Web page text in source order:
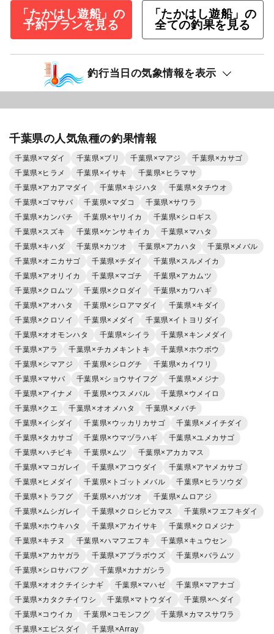
「たかはし遊船」の
予約プランを見る
「たかはし遊船」の
全ての釣果を見る
釣行当日の気象情報を表示
千葉県の人気魚種の釣果情報
千葉県×マダイ 千葉県×ブリ 千葉県×マアジ
千葉県×カサゴ
千葉県×ヒラメ
千葉県×イサキ
千葉県×ヒラマサ
千葉県×アカアマダイ
千葉県×キジハタ
千葉県×タチウオ
千葉県×ゴマサバ
千葉県×マダコ
千葉県×サワラ
千葉県×カンパチ
千葉県×ヤリイカ
千葉県×シロギス
千葉県×スズキ
千葉県×ケンサキイカ
千葉県×マハタ
千葉県×キハダ
千葉県×カツオ 千葉県×アカハタ
千葉県×メバル
千葉県×オニカサゴ
千葉県×チダイ
千葉県×スルメイカ
千葉県×アオリイカ
千葉県×マゴチ
千葉県×アカムツ
千葉県×クロムツ
千葉県×クロダイ
千葉県×カワハギ
千葉県×アオハタ
千葉県×シロアマダイ
千葉県×キダイ
千葉県×クロソイ
千葉県×メダイ
千葉県×イトヨリダイ
千葉県×オオモンハタ
千葉県×シイラ
千葉県×キンメダイ
千葉県×アラ
千葉県×チカメキントキ
千葉県×ホウボウ
千葉県×シマアジ
千葉県×シログチ
千葉県×カイワリ
千葉県×マサバ
千葉県×ショウサイフグ
千葉県×メジナ
千葉県×アイナメ
千葉県×ウスメバル
千葉県×ウメイロ
千葉県×クエ
千葉県×オオメハタ
千葉県×メバチ
千葉県×イシダイ
千葉県×ウッカリカサゴ
千葉県×メイチダイ
千葉県×タカサゴ
千葉県×ウマヅラハギ
千葉県×ユメカサゴ
千葉県×ハチビキ
千葉県×ムツ
千葉県×アカカマス
千葉県×マコガレイ
千葉県×アコウダイ
千葉県×アヤメカサゴ
千葉県×ヒメダイ
千葉県×トゴットメバル
千葉県×ヒラソウダ
千葉県×トラフグ
千葉県×ハガツオ
千葉県×ムロアジ
千葉県×ムシガレイ
千葉県×クロシビカマス
千葉県×フエフキダイ
千葉県×ホウキハタ
千葉県×アカイサキ
千葉県×クロメジナ
千葉県×キチヌ
千葉県×ハマフエフキ
千葉県×キュウセン
千葉県×アカヤガラ
千葉県×アブラボウズ
千葉県×バラムツ
千葉県×シロサバフグ
千葉県×カナガシラ
千葉県×オオクチイシナギ
千葉県×マハゼ
千葉県×マアナゴ
千葉県×カタクチイワシ
千葉県×マトウダイ
千葉県×ヘダイ
千葉県×コウイカ
千葉県×コモンフグ
千葉県×カマスサワラ
千葉県×エビスダイ
千葉県×Array